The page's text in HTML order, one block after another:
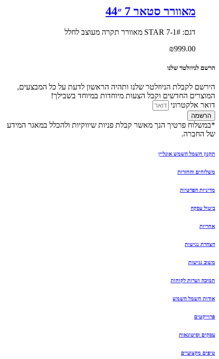
מאוורר סטאר 7 ״44
דגם: #STAR 7-1 מאוורר תקרה מעוצב לחלל
₪999.00
הרשם לניוזלטר שלנו
הירשם לקבלת הניוזלטר שלנו ותהיה הראשון לדעת על כל המבצעים,
המוצרים החדשים וקבל הצעות מיוחדות במיוחד בשבילך!
דואר אלקטרוני
הרשמה
*במשלוח פרטיך הנך מאשר קבלת פניות שיווקיות ולהכלל במאגר המידע
של החברה.
תקנון חשמל השמש אונליין
משלוחים והחזרות
מדיניות הפרטיות
ביטול עסקה
אחריות
הצהרת נגישות
משוב נגישות
תמיכה ושרות לקוחות
אודות חשמל השמש
פרוייקטים
עסקים וסיטונאות
טיפים מקצועיים